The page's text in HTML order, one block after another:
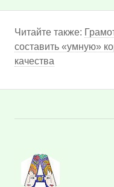
Читайте также:
составить «умную»
качества